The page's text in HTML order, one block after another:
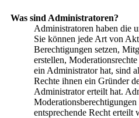
Was sind Administratoren?
Administratoren haben die
Sie können jede Art von
Berechtigungen setzen,
erstellen,
ein Administrator hat, sind
Rechte ihnen ein Gründer
Administrator erteilt hat.
entsprechende Recht erteilt